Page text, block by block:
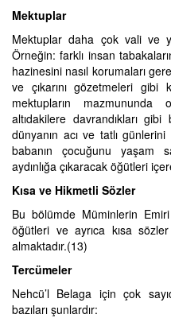
Mektuplar
Mektuplar daha çok vali ve
Örneğin: farklı insan
hazinesini nasıl korumaları
ve çıkarını gözetmeleri gibi
mektupların
altıdakilere davrandıkları
dünyanın acı ve tatlı
babanın çocuğunu yaşam
aydınlığa çıkaracak öğütleri
Kısa ve Hikmetli Sözler
Bu bölümde Müminlerin
öğütleri ve ayrıca kısa
almaktadır.(13)
Tercümeler
Nehcü’l Belaga için çok
bazıları şunlardır: